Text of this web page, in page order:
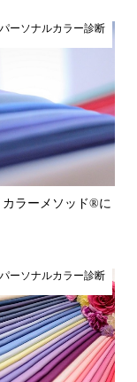
ーソナルカラー診断
カラーメソッド®に
ーソナルカラー診断